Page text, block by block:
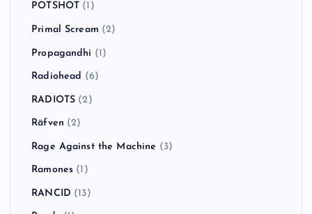
POTSHOT (1)
Primal Scream (2)
Propagandhi (1)
Radiohead (6)
RADIOTS (2)
Räfven (2)
Rage Against the Machine (3)
Ramones (1)
RANCID (13)